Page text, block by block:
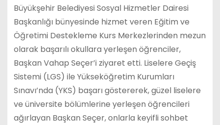
Büyükşehir Belediyesi Sosyal Hizmetler Dairesi
Başkanlığı bünyesinde hizmet veren Eğitim ve
Öğretimi Destekleme Kurs Merkezlerinden mezun
olarak başarılı okullara yerleşen öğrenciler,
Başkan Vahap Seçer’i ziyaret etti. Liselere Geçiş
Sistemi (LGS) ile Yükseköğretim Kurumları
Sınavı’nda (YKS) başarı göstererek, güzel liselere
ve üniversite bölümlerine yerleşen öğrencileri
ağırlayan Başkan Seçer, onlarla keyifli sohbet